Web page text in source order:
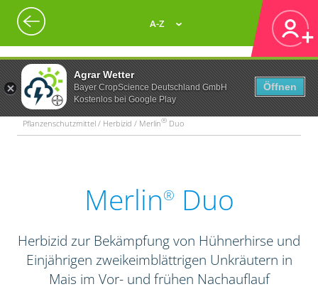
Agrar Wetter
Bayer CropScience Deutschland GmbH
Kostenlos bei Google Play
Öffnen
A-Z
Pflanzenschutzmittel / Herbizid / Merlin® Duo
Merlin® Duo
Herbizid zur Bekämpfung von Hühnerhirse und
Einjährigen zweikeimblättrigen Unkräutern in
Mais im Vor- und frühen Nachauflauf